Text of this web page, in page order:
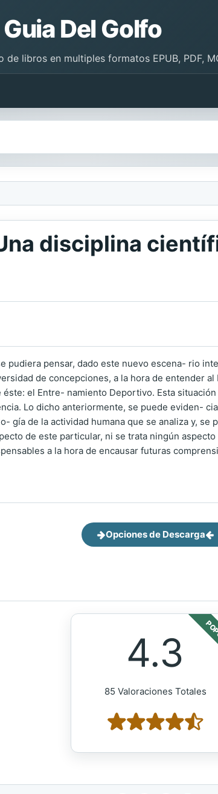
Guia Del Golfo
de libros en multiples formatos EPUB, PDF,
disciplina
pudiera pensar, dado este nuevo escena- rio
de concepciones, a la hora de entender
el Entre- namiento Deportivo. Esta
Lo dicho anteriormente, se puede eviden-
gía de la actividad humana que se analiza y, se
de este particular, ni se trata ningún
a la hora de encausar futuras
Opciones de Descarga
4.3
85 Valoraciones Totales